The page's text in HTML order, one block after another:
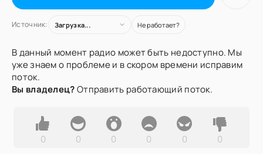
Источник: Загрузка... Не работает?
В данный момент радио может быть недоступно. Мы
уже знаем о проблеме и в скором времени исправим
поток.
Вы владелец?Отправить работающий поток.
0 0 0 0 0 0